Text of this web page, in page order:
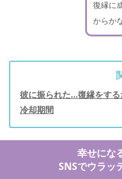
復縁に
からか
彼に振られた…復縁をす
冷却期間
幸せにな
SNSでウラッ